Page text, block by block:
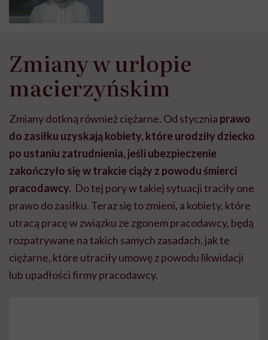
Zmiany w urlopie
macierzyńskim
Zmiany dotkną również ciężarne. Od stycznia prawo
do zasiłku uzyskają kobiety, które urodziły dziecko
po ustaniu zatrudnienia, jeśli ubezpieczenie
zakończyło się w trakcie ciąży z powodu śmierci
pracodawcy. Do tej pory w takiej sytuacji traciły one
prawo do zasiłku. Teraz się to zmieni, a kobiety, które
utracą pracę w związku ze zgonem pracodawcy, będą
rozpatrywane na takich samych zasadach, jak te
ciężarne, które utraciły umowę z powodu likwidacji
lub upadłości firmy pracodawcy.